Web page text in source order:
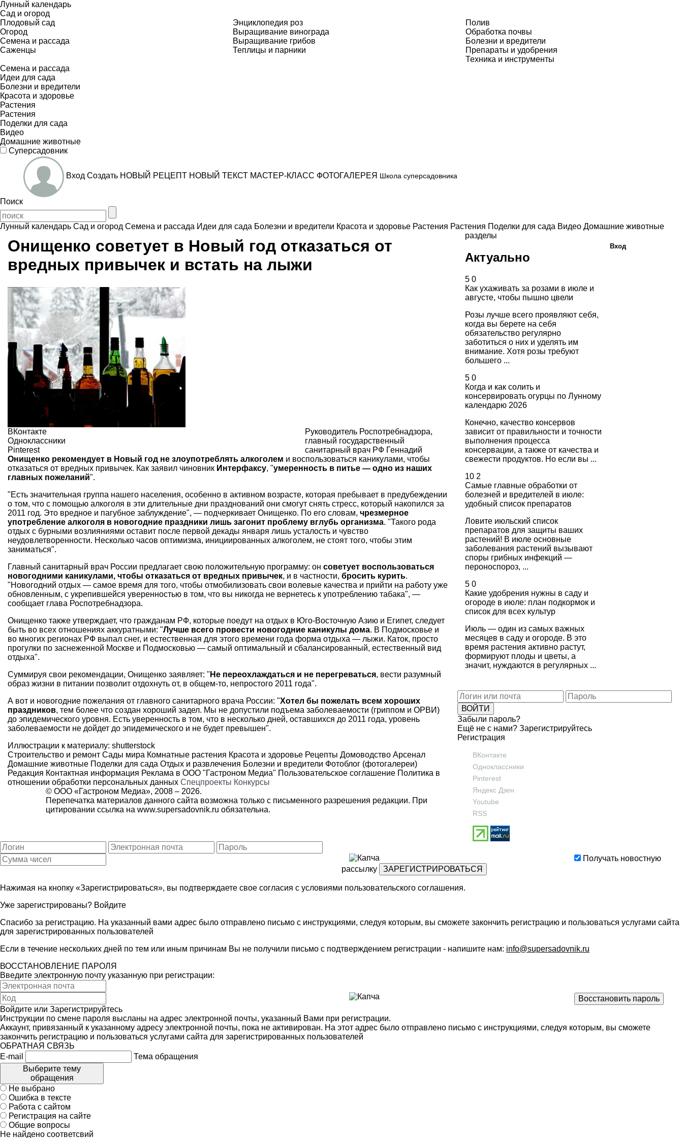
Лунный календарь
Сад и огород
Плодовый сад
Огород
Семена и рассада
Саженцы
Энциклопедия роз
Выращивание винограда
Выращивание грибов
Теплицы и парники
Полив
Обработка почвы
Болезни и вредители
Препараты и удобрения
Техника и инструменты
Семена и рассада
Идеи для сада
Болезни и вредители
Красота и здоровье
Растения
Растения
Поделки для сада
Видео
Домашние животные
Суперсадовник
Вход Создать НОВЫЙ РЕЦЕПТ НОВЫЙ ТЕКСТ МАСТЕР-КЛАСС ФОТОГАЛЕРЕЯ Школа суперсадовника
Поиск
Лунный календарь Сад и огород Семена и рассада Идеи для сада Болезни и вредители Красота и здоровье Растения Растения Поделки для сада Видео Домашние животные
Онищенко советует в Новый год отказаться от
вредных привычек и встать на лыжи
ВКонтакте
Одноклассники
Pinterest
Руководитель Роспотребнадзора,
главный государственный
санитарный врач РФ Геннадий
Онищенко рекомендует в Новый год не злоупотреблять алкоголем и воспользоваться каникулами, чтобы
отказаться от вредных привычек. Как заявил чиновник Интерфаксу, "умеренность в питье — одно из наших
главных пожеланий".
"Есть значительная группа нашего населения, особенно в активном возрасте, которая пребывает в предубеждении
о том, что с помощью алкоголя в эти длительные дни празднований они смогут снять стресс, который накопился за
2011 год. Это вредное и пагубное заблуждение", — подчеркивает Онищенко. По его словам, чрезмерное
употребление алкоголя в новогодние праздники лишь загонит проблему вглубь организма. "Такого рода
отдых с бурными возлияниями оставит после первой декады января лишь усталость и чувство
неудовлетворенности. Несколько часов оптимизма, инициированных алкоголем, не стоят того, чтобы этим
заниматься".
Главный санитарный врач России предлагает свою положительную программу: он советует воспользоваться
новогодними каникулами, чтобы отказаться от вредных привычек, и в частности, бросить курить.
"Новогодний отдых — самое время для того, чтобы отмобилизовать свои волевые качества и прийти на работу уже
обновленным, с укрепившейся уверенностью в том, что вы никогда не вернетесь к употреблению табака", —
сообщает глава Роспотребнадзора.
Онищенко также утверждает, что гражданам РФ, которые поедут на отдых в Юго-Восточную Азию и Египет, следует
быть во всех отношениях аккуратными: "Лучше всего провести новогодние каникулы дома. В Подмосковье и
во многих регионах РФ выпал снег, и естественная для этого времени года форма отдыха — лыжи. Каток, просто
прогулки по заснеженной Москве и Подмосковью — самый оптимальный и сбалансированный, естественный вид
отдыха".
Суммируя свои рекомендации, Онищенко заявляет: " Не переохлаждаться и не перегреваться, вести разумный
образ жизни в питании позволит отдохнуть от, в общем-то, непростого 2011 года".
А вот и новогодние пожелания от главного санитарного врача России: "Хотел бы пожелать всем хороших
праздников, тем более что создан хороший задел. Мы не допустили подъема заболеваемости (гриппом и ОРВИ)
до эпидемического уровня. Есть уверенность в том, что в несколько дней, оставшихся до 2011 года, уровень
заболеваемости не дойдет до эпидемического и не будет превышен".
Иллюстрации к материалу: shutterstock
разделы
Актуально
5 0
Как ухаживать за розами в июле и
августе, чтобы пышно цвели
Розы лучше всего проявляют себя,
когда вы берете на себя
обязательство регулярно
заботиться о них и уделять им
внимание. Хотя розы требуют
большего ...
5 0
Когда и как солить и
консервировать огурцы по Лунному
календарю 2026
Конечно, качество консервов
зависит от правильности и точности
выполнения процесса
консервации, а также от качества и
свежести продуктов. Но если вы ...
10 2
Самые главные обработки от
болезней и вредителей в июле:
удобный список препаратов
Ловите июльский список
препаратов для защиты ваших
растений! В июле основные
заболевания растений вызывают
споры грибных инфекций —
пероноспороз, ...
5 0
Какие удобрения нужны в саду и
огороде в июле: план подкормок и
список для всех культур
Июль — один из самых важных
месяцев в саду и огороде. В это
время растения активно растут,
формируют плоды и цветы, а
значит, нуждаются в регулярных ...
Строительство и ремонт Сады мира Комнатные растения Красота и здоровье Рецепты Домоводство Арсенал
Домашние животные Поделки для сада Отдых и развлечения Болезни и вредители Фотоблог (фотогалереи)
Редакция Контактная информация Реклама в ООО "Гастроном Медиа" Пользовательское соглашение Политика в
отношении обработки персональных данных Спецпроекты Конкурсы
© ООО «Гастроном Медиа», 2008 – 2026.
Перепечатка материалов данного сайта возможна только с письменного разрешения редакции. При
цитировании ссылка на www.supersadovnik.ru обязательна.
ВКонтакте
Одноклассники
Pinterest
Яндекс Дзен
Youtube
RSS
Вход
Забыли пароль?
Ещё не с нами? Зарегистрируйтесь
Регистрация
Получать новостную
рассылку
Нажимая на кнопку «Зарегистрироваться», вы подтверждаете свое согласия с условиями пользовательского соглашения.
Уже зарегистрированы? Войдите
Спасибо за регистрацию. На указанный вами адрес было отправлено письмо с инструкциями, следуя которым, вы сможете закончить регистрацию и пользоваться услугами сайта
для зарегистрированных пользователей
Если в течение нескольких дней по тем или иным причинам Вы не получили письмо с подтверждением регистрации - напишите нам: info@supersadovnik.ru
ВОССТАНОВЛЕНИЕ ПАРОЛЯ
Введите электронную почту указанную при регистрации:
Войдите или Зарегистрируйтесь
Инструкции по смене пароля высланы на адрес электронной почты, указанный Вами при регистрации.
Аккаунт, привязанный к указанному адресу электронной почты, пока не активирован. На этот адрес было отправлено письмо с инструкциями, следуя которым, вы сможете
закончить регистрацию и пользоваться услугами сайта для зарегистрированных пользователей
ОБРАТНАЯ СВЯЗЬ
E-mail
Тема обращения
Выберите тему
обращения
Не выбрано
Ошибка в тексте
Работа с сайтом
Регистрация на сайте
Общие вопросы
Не найдено соответсвий